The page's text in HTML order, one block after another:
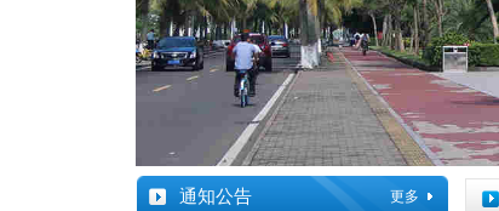
通知公告 更多